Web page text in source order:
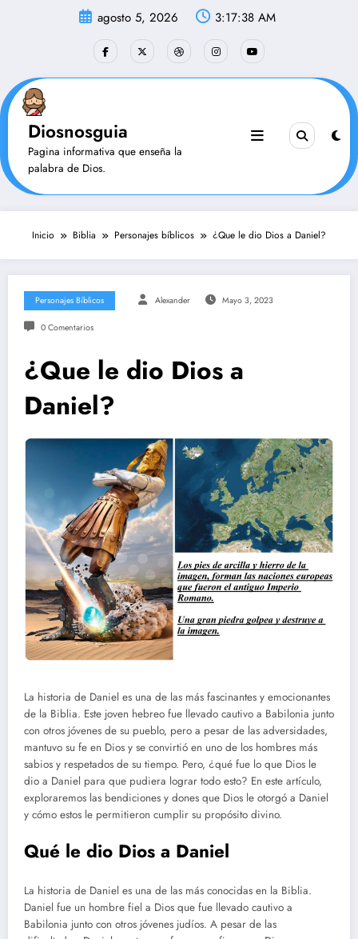
agosto 5, 2026 3:17:38 AM
Diosnosguia
Pagina informativa que enseña la
palabra de Dios.
Inicio Biblia Personajes bíblicos ¿Que le dio Dios a Daniel?
Personajes Bíblicos Alexander Mayo 3, 2023
0 Comentarios
¿Que le dio Dios a
Daniel?
La historia de Daniel es una de las más fascinantes y emocionantes
de la Biblia. Este joven hebreo fue llevado cautivo a Babilonia junto
con otros jóvenes de su pueblo, pero a pesar de las adversidades,
mantuvo su fe en Dios y se convirtió en uno de los hombres más
sabios y respetados de su tiempo. Pero, ¿qué fue lo que Dios le
dio a Daniel para que pudiera lograr todo esto? En este artículo,
exploraremos las bendiciones y dones que Dios le otorgó a Daniel
y cómo estos le permitieron cumplir su propósito divino.
Qué le dio Dios a Daniel
La historia de Daniel es una de las más conocidas en la Biblia.
Daniel fue un hombre fiel a Dios que fue llevado cautivo a
Babilonia junto con otros jóvenes judíos. A pesar de las